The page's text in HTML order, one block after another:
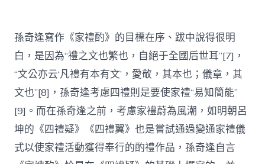
孫奇逢寫作《家禮酌》的目標在序、跋中說得很明
白，是因為“禮之文也繁也，自絕于全國后世耳”[7]，
“文公亦云‘凡禮有本有文’，愛敬，其本也；儀章，其
文也”[8]，孫奇逢考慮四禮則是要使家禮“易知簡能”
[9]。而在孫奇逢之前，考慮家禮蔚為風潮，如明朝呂
坤的《四禮疑》《四禮翼》也是嘗試通過變通家禮儀
式以使家禮活動獲得奉行的酌禮作品，孫奇逢自言